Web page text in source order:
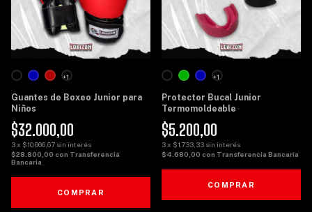
Guantes de Boxeo Junior para
Niños
$32.000,00
3x $10.666,67 sin interés
$28.800,00 con Transferencia
Bancaria
+1
COMPRAR
Protector Bucal Junior
Termomoldeable
$5.200,00
3x $1.733,33 sin interés
$4.680,00 con Transferencia Bancaria
+1
COMPRAR